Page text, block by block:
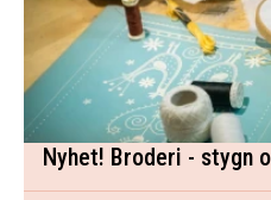
Nyhet! Broderi - stygn